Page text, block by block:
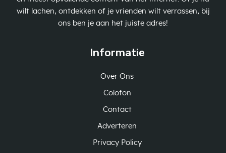
wilt lachen, ontdekken of je vrienden wilt verrassen, bij
ons ben je aan het juiste adres!
Informatie
Over Ons
Colofon
Contact
Adverteren
Privacy Policy